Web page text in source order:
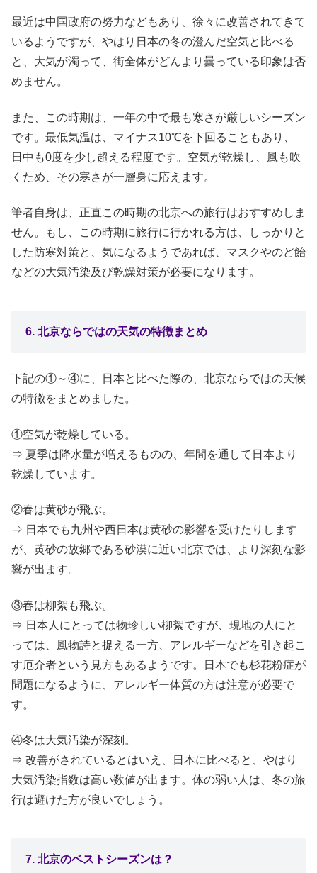
最近は中国政府の努力などもあり、徐々に改善されてきて
いるようですが、やはり日本の冬の澄んだ空気と比べる
と、大気が濁って、街全体がどんより曇っている印象は否
めません。
また、この時期は、一年の中で最も寒さが厳しいシーズン
です。最低気温は、マイナス10℃を下回ることもあり、
日中も0度を少し超える程度です。空気が乾燥し、風も吹
くため、その寒さが一層身に応えます。
筆者自身は、正直この時期の北京への旅行はおすすめしま
せん。もし、この時期に旅行に行かれる方は、しっかりと
した防寒対策と、気になるようであれば、マスクやのど飴
などの大気汚染及び乾燥対策が必要になります。
6. 北京ならではの天気の特徴まとめ
下記の①～④に、日本と比べた際の、北京ならではの天候
の特徴をまとめました。
①空気が乾燥している。
⇒ 夏季は降水量が増えるものの、年間を通して日本より
乾燥しています。
②春は黄砂が飛ぶ。
⇒ 日本でも九州や西日本は黄砂の影響を受けたりします
が、黄砂の故郷である砂漠に近い北京では、より深刻な影
響が出ます。
③春は柳絮も飛ぶ。
⇒ 日本人にとっては物珍しい柳絮ですが、現地の人にと
っては、風物詩と捉える一方、アレルギーなどを引き起こ
す厄介者という見方もあるようです。日本でも杉花粉症が
問題になるように、アレルギー体質の方は注意が必要で
す。
④冬は大気汚染が深刻。
⇒ 改善がされているとはいえ、日本に比べると、やはり
大気汚染指数は高い数値が出ます。体の弱い人は、冬の旅
行は避けた方が良いでしょう。
7. 北京のベストシーズンは？